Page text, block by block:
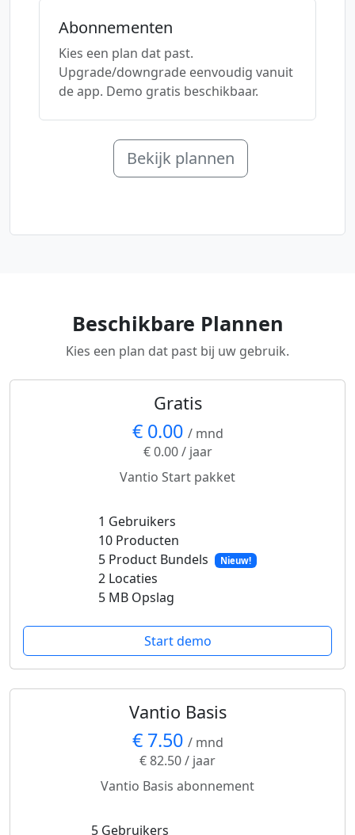
Abonnementen
Kies een plan dat past.
Upgrade/downgrade eenvoudig vanuit
de app. Demo gratis beschikbaar.
Bekijk plannen
Beschikbare Plannen
Kies een plan dat past bij uw gebruik.
Gratis
€ 0.00 / mnd
€ 0.00 / jaar
Vantio Start pakket
1 Gebruikers
10 Producten
5 Product Bundels
Nieuw!
2 Locaties
5 MB Opslag
Start demo
Vantio Basis
€ 7.50 / mnd
€ 82.50 / jaar
Vantio Basis abonnement
5 Gebruikers